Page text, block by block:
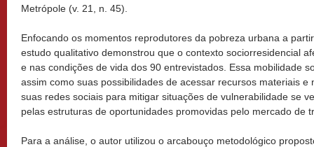
Metrópole (v. 21, n. 45).
Enfocando os momentos reprodutores da pobreza urbana a
estudo qualitativo demonstrou que o contexto sociorresidencial
e nas condições de vida dos 90 entrevistados. Essa mobilidade
assim como suas possibilidades de acessar recursos materiais e
suas redes sociais para mitigar situações de vulnerabilidade se
pelas estruturas de oportunidades promovidas pelo mercado de
Para a análise, o autor utilizou o arcabouço metodológico